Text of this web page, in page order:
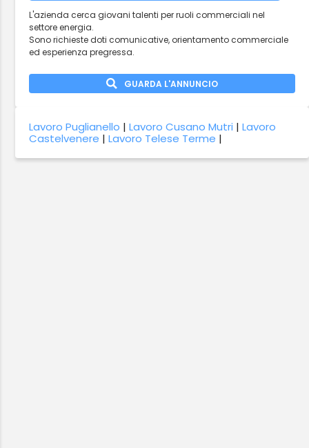
L'azienda cerca giovani talenti per ruoli commerciali nel
settore energia.
Sono richieste doti comunicative, orientamento commerciale
ed esperienza pregressa.
GUARDA L'ANNUNCIO
Lavoro Puglianello |Lavoro Cusano Mutri |Lavoro
Castelvenere |Lavoro Telese Terme |